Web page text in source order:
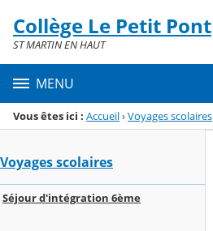
Menu de la rubrique
Contenu
Collège Le Petit Pont
ST MARTIN EN HAUT
MENU
Vous êtes ici : Accueil›Voyages scolaires
Voyages scolaires
Séjour d'intégration 6ème